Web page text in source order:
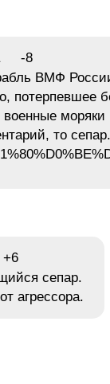
-8
ВМФ
потерпевшее
военные
то сепар.
+6
сепар.
агрессора.